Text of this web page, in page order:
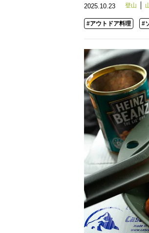
2025.10.23 登山
#アウトドア料理 #